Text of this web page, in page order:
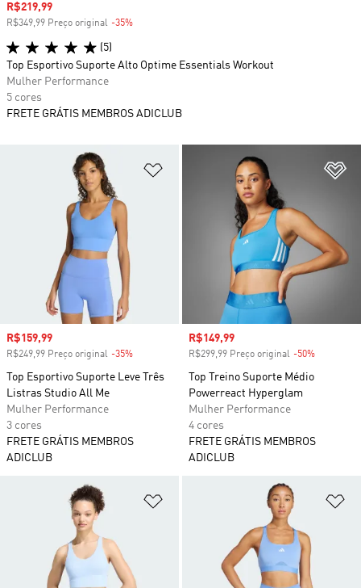
Adicionar à Lista de Desejos
Preço com desconto
R$159,99
R$249,99 Preço original -35%
Top Esportivo Suporte Leve Três
Listras Studio All Me
Mulher Performance
3 cores
FRETE GRÁTIS MEMBROS
ADICLUB
Preço com desconto
R$149,99
R$299,99 Preço original -50%
Top Treino Suporte Médio
Powerreact Hyperglam
Mulher Performance
4 cores
FRETE GRÁTIS MEMBROS
ADICLUB
Adicionar à Lista de Desejos
Preço com desconto
R$219,99
R$349,99 Preço original -35%
(5)
Top Esportivo Suporte Alto Optime Essentials Workout
Mulher Performance
5 cores
FRETE GRÁTIS MEMBROS ADICLUB